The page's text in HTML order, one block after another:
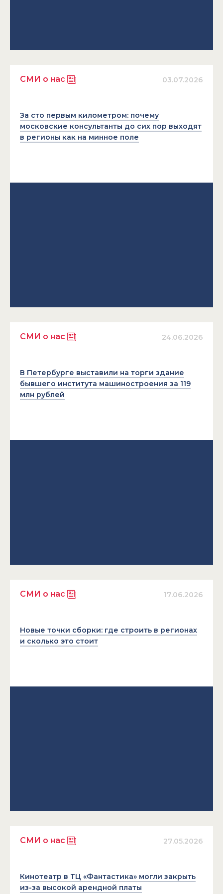
СМИ о нас 03.07.2026
За сто первым километром: почему
московские консультанты до сих пор выходят
в регионы как на минное поле
СМИ о нас 24.06.2026
В Петербурге выставили на торги здание
бывшего института машиностроения за 119
млн рублей
СМИ о нас 17.06.2026
Новые точки сборки: где строить в регионах
и сколько это стоит
СМИ о нас 27.05.2026
Кинотеатр в ТЦ «Фантастика» могли закрыть
из-за высокой арендной платы